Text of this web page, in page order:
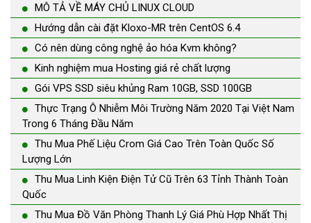
MÔ TẢ VỀ MÁY CHỦ LINUX CLOUD
Hướng dẫn cài đặt Kloxo-MR trên CentOS 6.4
Có nên dùng công nghệ ảo hóa Kvm không?
Kinh nghiệm mua Hosting giá rẻ chất lượng
Gói VPS SSD siêu khủng Ram 10GB, SSD 100GB
Thực Trạng Ô Nhiễm Môi Trường Năm 2020 Tại Việt Nam
Trong 6 Tháng Đầu Năm
Thu Mua Phế Liệu Crom Giá Cao Trên Toàn Quốc Số
Lượng Lớn
Thu Mua Linh Kiện Điện Tử Cũ Trên 63 Tỉnh Thành Toàn
Quốc
Thu Mua Đồ Văn Phòng Thanh Lý Giá Phù Hợp Nhất Thị